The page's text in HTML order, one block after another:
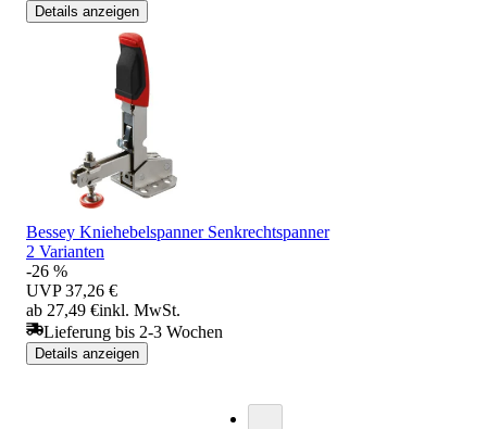
Details anzeigen
Bessey Kniehebelspanner Senkrechtspanner
2 Varianten
-26 %
UVP 37,26 €
ab 27,49 €inkl. MwSt.
Lieferung bis 2-3 Wochen
Details anzeigen